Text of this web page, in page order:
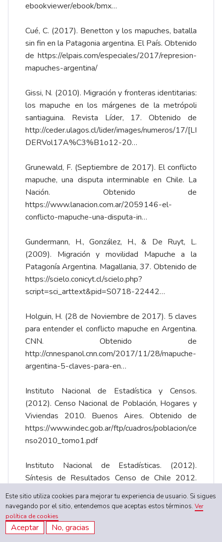
ebookviewer/ebook/bmx…
Cué, C. (2017). Benetton y los mapuches, batalla
sin fin en la Patagonia argentina. El País. Obtenido
de https://elpais.com/especiales/2017/represion-
mapuches-argentina/
Gissi, N. (2010). Migración y fronteras identitarias:
los mapuche en los márgenes de la metrópoli
santiaguina. Revista Líder, 17. Obtenido de
http://ceder.ulagos.cl/lider/images/numeros/17/[LI
DERVol17A%C3%B1o12-20…
Grunewald, F. (Septiembre de 2017). El conflicto
mapuche, una disputa interminable en Chile. La
Nación. Obtenido de
https://www.lanacion.com.ar/2059146-el-
conflicto-mapuche-una-disputa-in…
Gundermann, H., González, H., & De Ruyt, L.
(2009). Migración y movilidad Mapuche a la
Patagonía Argentina. Magallania, 37. Obtenido de
https://scielo.conicyt.cl/scielo.php?
script=sci_arttext&pid=S0718-22442…
Holguin, H. (28 de Noviembre de 2017). 5 claves
para entender el conflicto mapuche en Argentina.
CNN. Obtenido de
http://cnnespanol.cnn.com/2017/11/28/mapuche-
argentina-5-claves-para-en…
Instituto Nacional de Estadística y Censos.
(2012). Censo Nacional de Población, Hogares y
Viviendas 2010. Buenos Aires. Obtenido de
https://www.indec.gob.ar/ftp/cuadros/poblacion/ce
nso2010_tomo1.pdf
Instituto Nacional de Estadísticas. (2012).
Síntesis de Resultados Censo de Chile 2012.
http://estudios.anda.cl/recursos/censo_2012.pdf
Kropff, L. (2005). Activismo mapuche en
Este sitio utiliza cookies para mejorar tu experiencia de usuario. Si sigues
navegando por el sitio, entendemos que aceptas estos términos.Ver
política de cookies
Aceptar No, gracias